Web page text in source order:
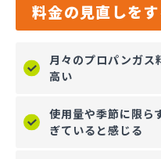
料金の見直しを
月々のプロパンガス
高い
使用量や季節に限ら
ぎていると感じる